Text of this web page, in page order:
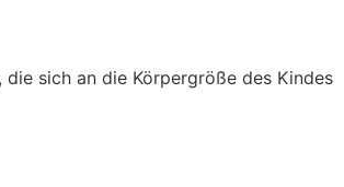
sich an die Körpergröße des Kindes